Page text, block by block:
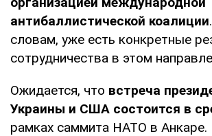
антибаллистической коалиции
словам, уже есть конкретные
сотрудничества в этом
Ожидается, что встреча
Украины и США состоится в
рамках саммита НАТО в Анкаре.